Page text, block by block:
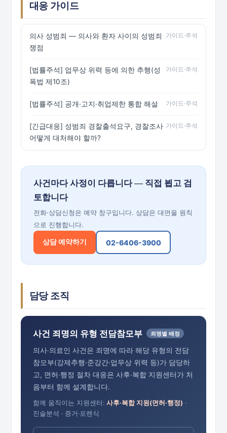
대응 가이드
의사 성범죄 — 의사와 환자 사이의 성범죄
쟁점
가이드·주석
[법률주석] 업무상 위력 등에 의한 추행(성
폭법 제10조)
가이드·주석
[법률주석] 공개·고지·취업제한 통합 해설 가이드·주석
[긴급대응] 성범죄 경찰출석요구, 경찰조사
어떻게 대처해야 할까?
가이드·주석
사건마다 사정이 다릅니다 — 직접 뵙고 검
토합니다
전화·상담신청은 예약 창구입니다. 상담은 대면을 원칙
으로 진행합니다.
상담 예약하기 02-6406-3900
담당 조직
사건 죄명의 유형 전담참모부 죄명별 배정
의사·의료인 사건은 죄명에 따라 해당 유형의 전담
참모부(강제추행·준강간·업무상 위력 등)가 담당하
고, 면허·행정 절차 대응은 사후·복합 지원센터가 처
음부터 함께 설계합니다.
함께 움직이는 지원센터: 사후·복합 지원(면허·행정) ·
진술분석 · 증거·포렌식